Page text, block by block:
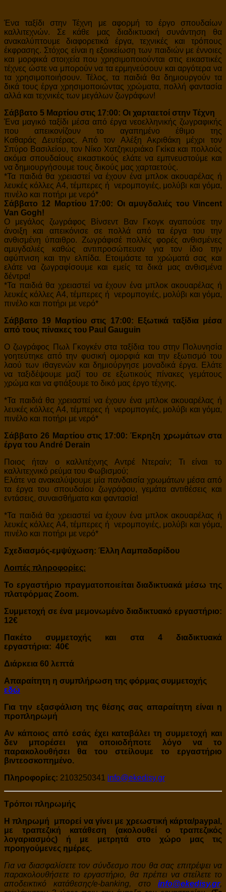
Ένα ταξίδι στην Τέχνη με αφορμή το έργο σπουδαίων
καλλιτεχνών. Σε κάθε μας διαδικτυακή συνάντηση θα
ανακαλύπτουμε διαφορετικά έργα, τεχνικές και τρόπους
έκφρασης. Στόχος είναι η εξοικείωση των παιδιών με έννοιες
και μορφικά στοιχεία που χρησιμοποιούνται στις εικαστικές
τέχνες ώστε να μπορούν να τα ερμηνεύσουν και αργότερα να
τα χρησιμοποιήσουν. Τέλος, τα παιδιά θα δημιουργούν τα
δικά τους έργα χρησιμοποιώντας χρώματα, πολλή φαντασία
αλλά και τεχνικές των μεγάλων ζωγράφων!
Σάββατο 5 Μαρτίου στις 17:00: Οι χαρταετοί στην Τέχνη
Ένα μαγικό ταξίδι μέσα από έργα νεοελληνικής ζωγραφικής
που απεικονίζουν το αγαπημένο έθιμο της
Καθαράς Δευτέρας. Από τον Αλέξη Ακριθάκη μέχρι τον
Σπύρο Βασιλείου, τον Νίκο Χατζηκυριάκο Γκίκα και πολλούς
ακόμα σπουδαίους εικαστικούς ελάτε να εμπνευστούμε και
να δημιουργήσουμε τους δικούς μας χαρταετούς.
*Τα παιδιά θα χρειαστεί να έχουν ένα μπλοκ ακουαρέλας ή
λευκές κόλλες Α4, τέμπερες ή νερομπογιές, μολύβι και γόμα,
πινέλο και ποτήρι με νερό*
Σάββατο 12 Μαρτίου 17:00: Οι αμυγδαλιές του Vincent
Van Gogh!
Ο μεγάλος ζωγράφος Βίνσεντ Βαν Γκογκ αγαπούσε την
άνοιξη και απεικόνισε σε πολλά από τα έργα του την
ανθισμένη ύπαιθρο. Ζωγράφισέ πολλές φορές ανθισμένες
αμυγδαλιές καθώς αντιπροσώπευαν για τον ίδιο την
αφύπνιση και την ελπίδα. Ετοιμάστε τα χρώματά σας και
ελάτε να ζωγραφίσουμε και εμείς τα δικά μας ανθισμένα
δέντρα!
*Τα παιδιά θα χρειαστεί να έχουν ένα μπλοκ ακουαρέλας ή
λευκές κόλλες Α4, τέμπερες ή νερομπογιές, μολύβι και γόμα,
πινέλο και ποτήρι με νερό*
Σάββατο 19 Μαρτίου στις 17:00: Εξωτικά ταξίδια μέσα
από τους πίνακες του Paul Gauguin
Ο ζωγράφος Πωλ Γκογκέν στα ταξίδια του στην Πολυνησία
γοητεύτηκε από την φυσική ομορφιά και την εξωτισμό του
λαού των ιθαγενών και δημιούργησε μοναδικά έργα. Ελάτε
να ταξιδέψουμε μαζί του σε εξωτικούς πίνακες γεμάτους
χρώμα και να φτιάξουμε το δικό μας έργο τέχνης.
*Τα παιδιά θα χρειαστεί να έχουν ένα μπλοκ ακουαρέλας ή
λευκές κόλλες Α4, τέμπερες ή νερομπογιές, μολύβι και γόμα,
πινέλο και ποτήρι με νερό*
Σάββατο 26 Μαρτίου στις 17:00: Έκρηξη χρωμάτων στα
έργα του André Derain
Ποιος ήταν ο καλλιτέχνης Αντρέ Ντεραίν; Τι είναι το
καλλιτεχνικό ρεύμα του Φωβισμού;
Ελάτε να ανακαλύψουμε μία πανδαισία χρωμάτων μέσα από
τα έργα του σπουδαίου ζωγράφου, γεμάτα αντιθέσεις και
εντάσεις, συναισθήματα και φαντασία!
*Τα παιδιά θα χρειαστεί να έχουν ένα μπλοκ ακουαρέλας ή
λευκές κόλλες Α4, τέμπερες ή νερομπογιές, μολύβι και γόμα,
πινέλο και ποτήρι με νερό*
Σχεδιασμός-εμψύχωση: Έλλη Λαμπαδαρίδου
Λοιπές πληροφορίες:
To εργαστήριο πραγματοποιείται διαδικτυακά μέσω της
πλατφόρμας Zoom.
Συμμετοχή σε ένα μεμονωμένο διαδικτυακό εργαστήριο:
12€
Πακέτο συμμετοχής και στα 4 διαδικτυακά
εργαστήρια: 40€
Διάρκεια 60 λεπτά
Απαραίτητη η συμπλήρωση της φόρμας συμμετοχής
εδώ
Για την εξασφάλιση της θέσης σας απαραίτητη είναι η
προπληρωμή
Αν κάποιος από εσάς έχει καταβάλει τη συμμετοχή και
δεν μπορέσει για οποιοδήποτε λόγο να το
παρακολουθήσει θα του στείλουμε το εργαστήριο
βιντεοσκοπημένο.
Πληροφορίες: 2103250341 info@ekedisy.gr
Τρόποι πληρωμής
Η πληρωμή μπορεί να γίνει με χρεωστική κάρτα/paypal,
με τραπεζική κατάθεση (ακολουθεί ο τραπεζικός
λογαριασμός) ή με μετρητά στο χώρο μας τις
προηγούμενες ημέρες.
Για να διασφαλίσετε τον σύνδεσμο που θα σας επιτρέψει να
παρακολουθήσετε το εργαστήριο, θα πρέπει να στείλετε το
αποδεικτικό κατάθεσης/e-banking, στο info@ekedisy.gr,